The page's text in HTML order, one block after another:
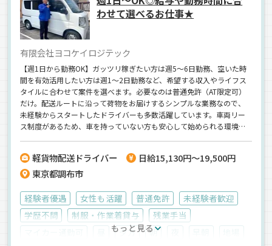
わせて選べるお仕事★
有限会社ヨコケイロジテック
【週1日から勤務OK】ガッツリ稼ぎたい方は週5～6日勤務、空いた時
間を有効活用したい方は週1～2日勤務など、希望する収入やライフス
タイルに合わせて案件を選べます。必要なのは普通免許（AT限定可）
だけ。配送ルートに沿って荷物をお届けするシンプルな業務なので、
未経験からスタートしたドライバーも多数活躍しています。車両リー
ス制度があるため、車を持っていない方も安心して始められる環境。
したい」そんな方にピッタリの環境で、新しい働き方を始めてみませ
んか。
軽貨物配送ドライバー
日給15,130円～19,500円
東京都調布市
経験者優遇 女性も活躍 普通免許
未経験者歓迎
学歴不問
制服・作業着貸与
残業手当
夕方 朝
もっと見る